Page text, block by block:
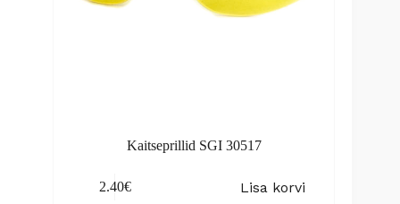
Kaitseprillid SGI 30517
2.40€ Lisa korvi